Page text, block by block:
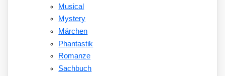
Musical
Mystery
Märchen
Phantastik
Romanze
Sachbuch